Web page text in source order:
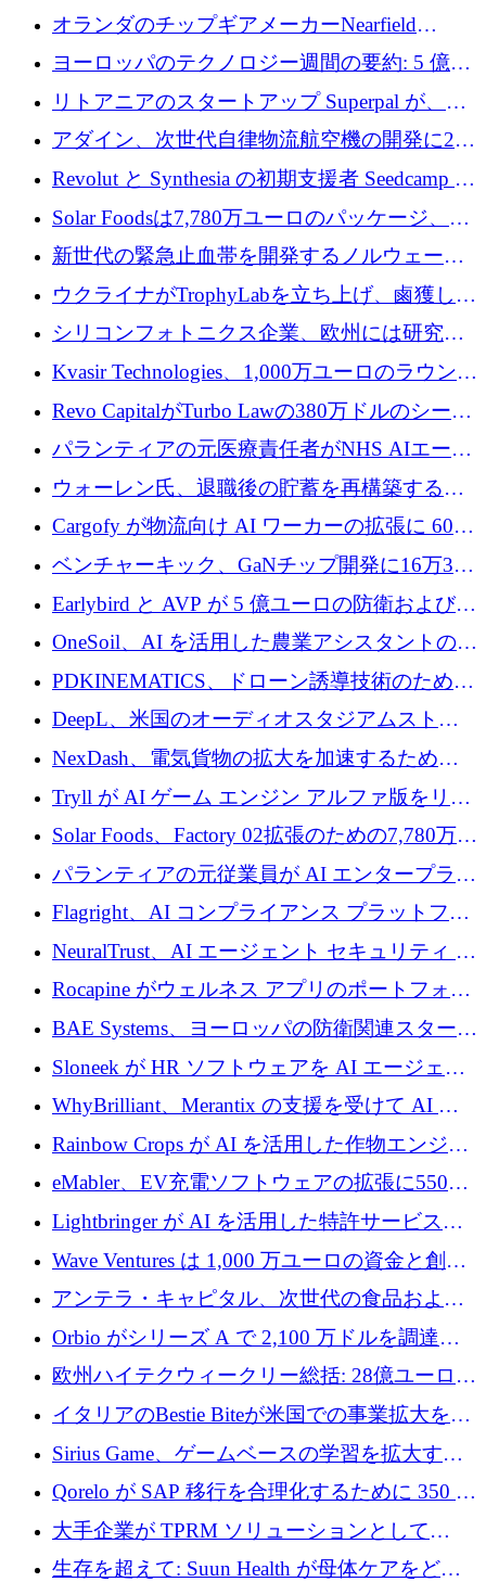
Explorer のご紹介
オランダのチップギアメーカーNearfield
Instrumentsが3億8,000万ドルを調達
ヨーロッパのテクノロジー週間の要約: 5 億
8,500 万ユーロを超える 60 以上のテクノロジ
ー資金調達取引
リトアニアのスタートアップ Superpal が、
Slack 内に構築された AI コワーカー プラット
フォームのために 50 万ユーロを調達
アダイン、次世代自律物流航空機の開発に250
万ユーロを確保
Revolut と Synthesia の初期支援者 Seedcamp が
3 億 2,000 万ドルを調達、米国に投資
Solar Foodsは7,780万ユーロのパッケージ、5
億ユーロの防衛および二重用途成長基金EDM
を開始、ヨーロッパのシリコンフォトニクス
に警告
新世代の緊急止血帯を開発するノルウェーの
スタートアップ企業を紹介する
ウクライナがTrophyLabを立ち上げ、鹵獲した
ロシア兵器を戦場の研究開発プラットフォー
ムに変える
シリコンフォトニクス企業、欧州には研究を
商業的に成功させるためのインフラが不足し
Kvasir Technologies、1,000万ユーロのラウンド
で成長を促進
Revo CapitalがTurbo Lawの380万ドルのシード
ラウンドを主導し、訴訟プラットフォームを
パランティアの元医療責任者がNHS AIエージ
ェントの立ち上げに1,000万ポンドを調達
ウォーレン氏、退職後の貯蓄を再構築するた
めに1,000万ユーロを調達
Cargofy が物流向け AI ワーカーの拡張に 600
万ドルを獲得
ベンチャーキック、GaNチップ開発に16万3千
ユーロでMinisaを支援
Earlybird と AVP が 5 億ユーロの防衛および二
重用途の成長基金である E2D を立ち上げる
OneSoil、AI を活用した農業アシスタントの拡
大に​​ 100 万ユーロを確保
PDKINEMATICS、ドローン誘導技術のために
200 万ユーロを調達
DeepL、米国のオーディオスタジアムストリ
ーミング事業Mixhaloを買収
NexDash、電気貨物の拡大を加速するために
EIT Urban Mobilityから250万ユーロを確保
Tryll が AI ゲーム エンジン アルファ版をリリ
ースし、60 万ドルのプレシード資金を確保
Solar Foods、Factory 02拡張のための7,780万ユ
ーロの資金調達パッケージを獲得
パランティアの元従業員が AI エンタープライ
ズ スタートアップの Conduct に 6,000 万ドル
を調達
Flagright、AI コンプライアンス プラットフォ
ームを拡張するためにシリーズ A で 1,250 万
ドルを確保
NeuralTrust、AI エージェント セキュリティ プ
ラットフォームの拡張に 2,000 万ドルを調達
Rocapine がウェルネス アプリのポートフォリ
オを拡大するためにシリーズ A で 1,300 万ド
ルを調達
BAE Systems、ヨーロッパの防衛関連スタート
アップの規模拡大を支援するために 5,000 万
ユーロの支援を開始
Sloneek が HR ソフトウェアを AI エージェン
トに変えるために 600 万ドルを調達
WhyBrilliant、Merantix の支援を受けて AI 求
人マッチングを拡大するために 100 万ユーロ
Rainbow Crops が AI を活用した作物エンジニ
アリングを拡張するために 970 万ユーロを調
eMabler、EV充電ソフトウェアの拡張に550万
ユーロを確保
Lightbringer が AI を活用した特許サービスを
拡大するために 1,000 万ドルを調達
Wave Ventures は 1,000 万ユーロの資金と創設
者補助金で 10 周年を迎える
アンテラ・キャピタル、次世代の食品および
アグリテクノロジーのイノベーションを支援
するファンド III の初回クローズ額が 1 億ドル
に到達
Orbio がシリーズ A で 2,100 万ドルを調達、
AI 労働力管理を世界の最前線の労働者に提供
欧州ハイテクウィークリー総括: 28億ユーロの
取引と5月のハイライト
イタリアのBestie Biteが米国での事業拡大を加
速するために150万ユーロを調達
Sirius Game、ゲームベースの学習を拡大する
ために 130 万ユーロの資金調達を完了
Qorelo が SAP 移行を合理化するために 350 万
ドルを調達
大手企業が TPRM ソリューションとして
Vanta を選択する理由
生存を超えて: Suun Health が母体ケアをどの